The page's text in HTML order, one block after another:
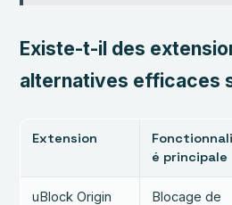
Existe-t-il des
alternatives efficaces
Extension
é principale
uBlock Origin
Blocage de